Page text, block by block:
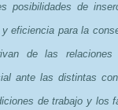
posibilidades de
eficiencia para la
de las relaciones
ante las distintas
de trabajo y los